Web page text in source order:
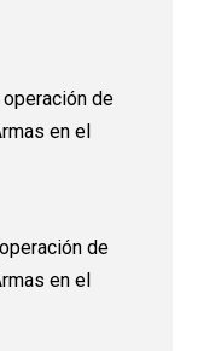
operación de
en el
de
en el